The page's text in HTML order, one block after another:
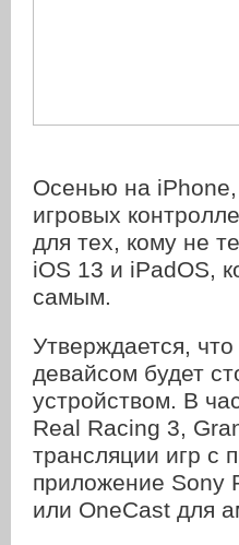
Осенью на iPhone,
игровых
для тех, кому не
iOS 13 и iPadOS,
самым.
Утверждается,
девайсом будет
устройством. В
Real Racing 3,
трансляции игр с
приложение Sony
или OneCast для